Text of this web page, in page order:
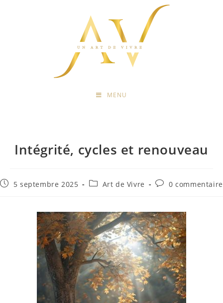
MENU
Intégrité, cycles et renouveau
5 septembre 2025 Art de Vivre 0 commentaire